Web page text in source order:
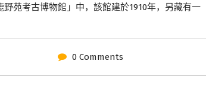
苑考古博物館」中，該館建於1910年，另藏有一
0 Comments